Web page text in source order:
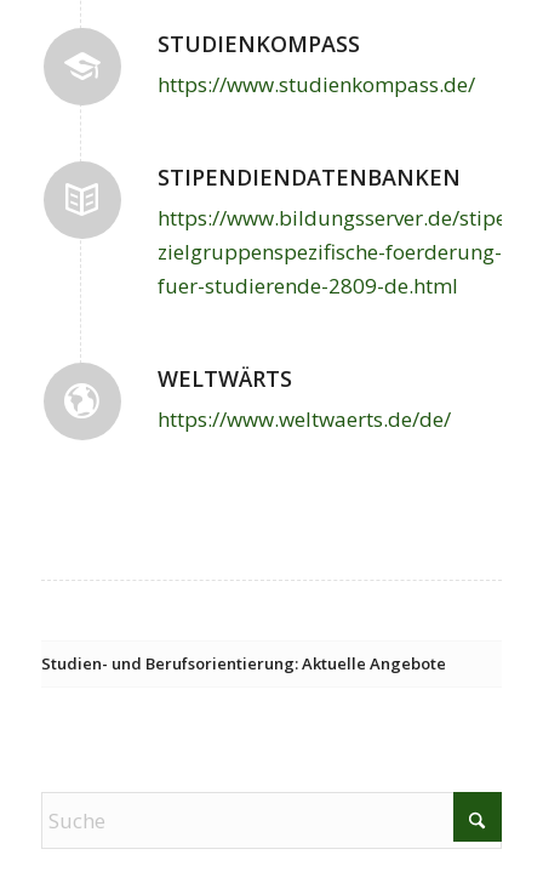
STUDIENKOMPASS
https://www.studienkompass.de/
STIPENDIENDATENBANKEN
https://www.bildungsserver.de/
zielgruppenspezifische-foerderung-
fuer-studierende-2809-de.html
WELTWÄRTS
https://www.weltwaerts.de/de/
Studien- und Berufsorientierung: Aktuelle Angebote